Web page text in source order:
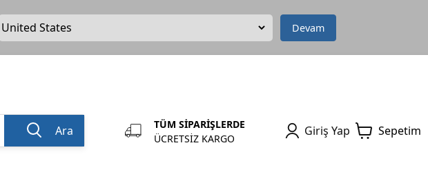
Devam
Ara
TÜM SİPARİŞLERDE
ÜCRETSİZ KARGO
Giriş Yap Sepetim